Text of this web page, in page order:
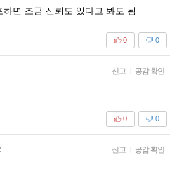
면 조금 신뢰도 있다고 봐도 됨
0
0
신고 | 공감 확인
0
0
신고 | 공감 확인